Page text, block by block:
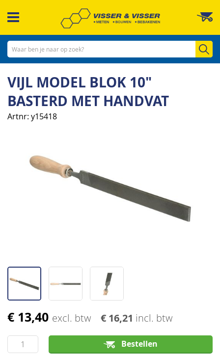
naar
inhoud
VIJL MODEL BLOK 10"
BASTERD MET HANDVAT
Artnr y15418
€ 13,40 excl. btw € 16,21 incl. btw
Bestellen
Ga
het
begin